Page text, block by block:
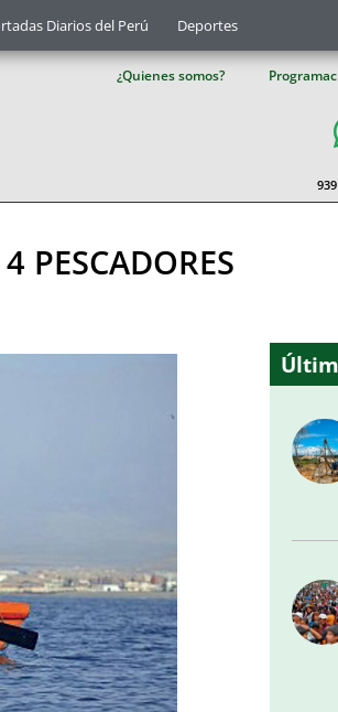
Diarios del Perú Deportes
¿Quienes somos?
PESCADORES